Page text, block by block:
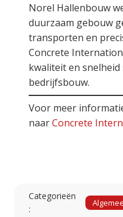
Norel Hallenbouw
duurzaam gebouw
transporten en
Concrete
kwaliteit en
bedrijfsbouw.
Voor meer
naarConcrete
Categorieën
: